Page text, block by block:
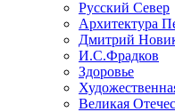
Русский Север
Архитектура
Дмитрий
И.С.Фрадков
Здоровье
Великая